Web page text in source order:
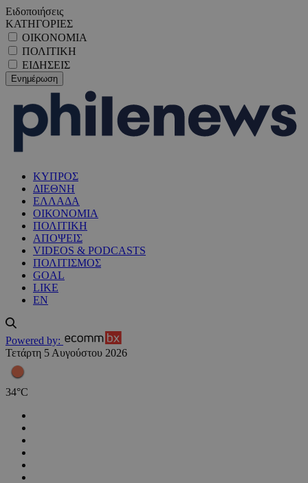
Ειδοποιήσεις
ΚΑΤΗΓΟΡΙΕΣ
ΟΙΚΟΝΟΜΙΑ
ΠΟΛΙΤΙΚΗ
ΕΙΔΗΣΕΙΣ
ΚΥΠΡΟΣ
ΔΙΕΘΝΗ
ΕΛΛΑΔΑ
ΟΙΚΟΝΟΜΙΑ
ΠΟΛΙΤΙΚΗ
ΑΠΟΨΕΙΣ
VIDEOS & PODCASTS
ΠΟΛΙΤΙΣΜΟΣ
GOAL
LIKE
EN
Powered by:
Τετάρτη 5 Αυγούστου 2026
34°C